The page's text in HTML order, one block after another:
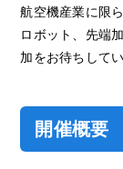
航空機産業に限
ロボット、先端
加をお待ちしてい
開催概要